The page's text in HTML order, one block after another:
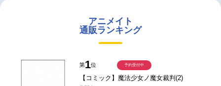
アニメイト
通販ランキング
第1位
【コミック】魔法少女ノ魔女裁判(2)
予約受付中